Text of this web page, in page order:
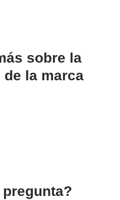
sobre la
la marca